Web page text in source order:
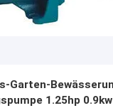
Garten-
1.25hp